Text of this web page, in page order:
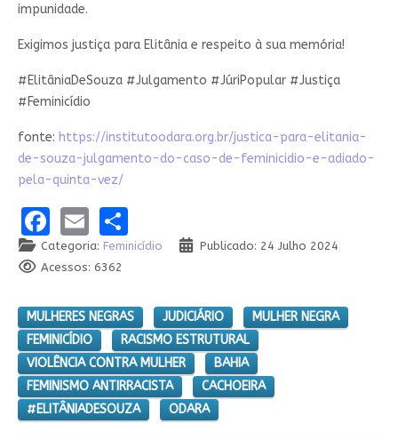
impunidade.
Exigimos justiça para Elitânia e respeito à sua memória!
#ElitâniaDeSouza #Julgamento #JúriPopular #Justiça
#Feminicídio
fonte: https://institutoodara.org.br/justica-para-elitania-
de-souza-julgamento-do-caso-de-feminicidio-e-adiado-
pela-quinta-vez/
Facebook
EmailShare
Categoria: Feminicídio
Publicado: 24 Julho 2024
Acessos: 6362
MULHERES NEGRAS JUDICIÁRIO
MULHER NEGRA
FEMINICÍDIO
RACISMO ESTRUTURAL
VIOLÊNCIA CONTRA MULHER
BAHIA
FEMINISMO ANTIRRACISTA
CACHOEIRA
#ELITÂNIADESOUZA
ODARA